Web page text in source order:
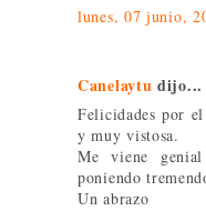
lunes, 07 junio,
Canelaytu dijo...
Felicidades por
y muy vistosa.
Me viene
poniendo
Un abrazo